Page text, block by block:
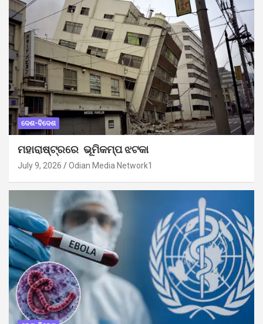
ଦେଶ-ବିଦେଶ
ମହାରାଷ୍ଟ୍ରରେ ଭୂମିକମ୍ପ ଝଟକା
July 9, 2026 Odian Media Network1